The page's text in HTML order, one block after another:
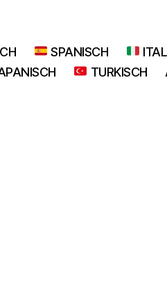
SPANISCH
TURKISCH